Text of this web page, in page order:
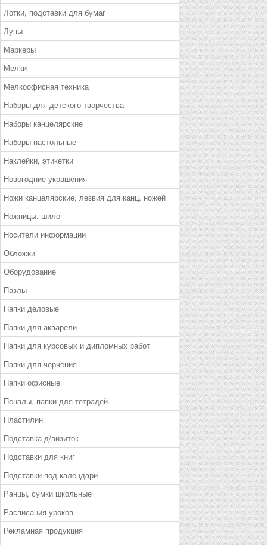
Лотки, подставки для бумаг
Лупы
Маркеры
Мелки
Мелкоофисная техника
Наборы для детского творчества
Наборы канцелярские
Наборы настольные
Наклейки, этикетки
Новогодние украшения
Ножи канцелярские, лезвия для канц. ножей
Ножницы, шило
Носители информации
Обложки
Оборудование
Пазлы
Папки деловые
Папки для акварели
Папки для курсовых и дипломных работ
Папки для черчения
Папки офисные
Пеналы, папки для тетрадей
Пластилин
Подставка д/визиток
Подставки для книг
Подставки под календари
Ранцы, сумки школьные
Расписания уроков
Рекламная продукция